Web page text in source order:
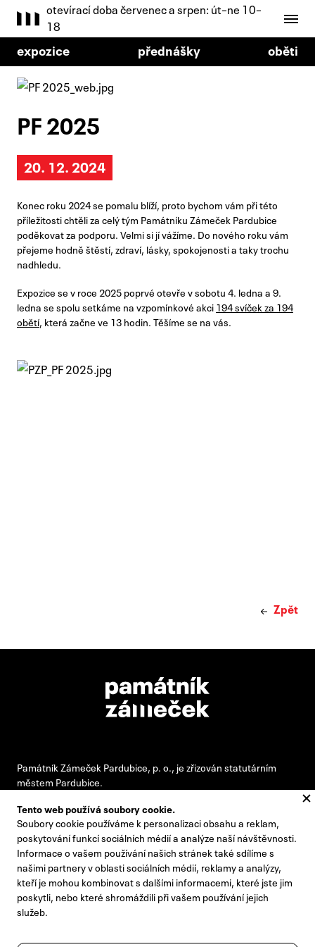
otevírací doba červenec a srpen: út–ne 10–
18
expozice přednášky oběti
PF 2025
20. 12. 2024
Konec roku 2024 se pomalu blíží, proto bychom vám při této
příležitosti chtěli za celý tým Památníku Zámeček Pardubice
poděkovat za podporu. Velmi si jí vážíme. Do nového roku vám
přejeme hodně štěstí, zdraví, lásky, spokojenosti a taky trochu
nadhledu.
Expozice se v roce 2025 poprvé otevře v sobotu 4. ledna a 9.
ledna se spolu setkáme na vzpomínkové akci 194 svíček za 194
obětí , která začne ve 13 hodin. Těšíme se na vás.
Zpět
Památník Zámeček Pardubice, p. o., je zřizován statutárním
městem Pardubice.
#pamatnikzamecek
zamecek@zamecek-memorial.cz
+420 732 895 221
Kontakty
Tento web používá soubory cookie.
Soubory cookie používáme k personalizaci obsahu a reklam,
poskytování funkcí sociálních médií a analýze naší návštěvnosti.
Informace o vašem používání našich stránek také sdílíme s
našimi partnery v oblasti sociálních médií, reklamy a analýzy,
kteří je mohou kombinovat s dalšími informacemi, které jste jim
poskytli, nebo které shromáždili při vašem používání jejich
služeb.